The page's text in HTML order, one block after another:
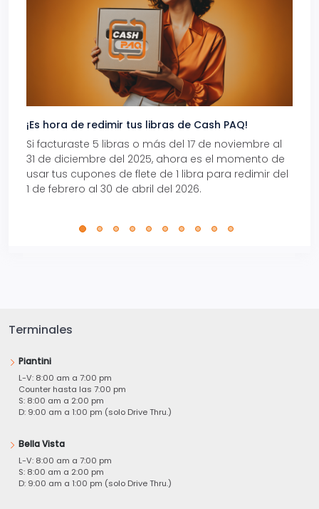
¡Es hora de redimir tus libras de Cash PAQ!
Si facturaste 5 libras o más del 17 de noviembre al
31 de diciembre del 2025, ahora es el momento de
usar tus cupones de flete de 1 libra para redimir del
1 de febrero al 30 de abril del 2026.
Terminales
Piantini
L-V: 8:00 am a 7:00 pm
Counter hasta las 7:00 pm
S: 8:00 am a 2:00 pm
D: 9:00 am a 1:00 pm (solo Drive Thru.)
Bella Vista
L-V: 8:00 am a 7:00 pm
S: 8:00 am a 2:00 pm
D: 9:00 am a 1:00 pm (solo Drive Thru.)